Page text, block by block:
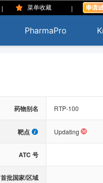
| 菜单收藏 |
PharmaPro
药物别名 RTP-100
靶点 Updating
ATC 号
首批国家/区域